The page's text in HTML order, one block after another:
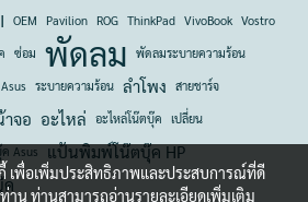
OEM Pavilion ROG ThinkPad VivoBook Vostro
ซ่อม พัดลม พัดลมระบายความร้อน
ระบายความร้อน ลำโพง สายชาร์จ
จอ อะไหล่ อะไหล่โน๊ตบุ๊ค เปลี่ยน
Asus แป้นพิมพ์โน๊ตบุ๊ค HP
ค
เพื่อเพิ่มประสิทธิภาพและประสบการณ์ที่ดี
าน ท่านสามารถอ่านรายละเอียดเพิ่มเติม